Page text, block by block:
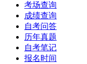
考场查询
成绩查询
自考问答
历年真题
自考笔记
报名时间